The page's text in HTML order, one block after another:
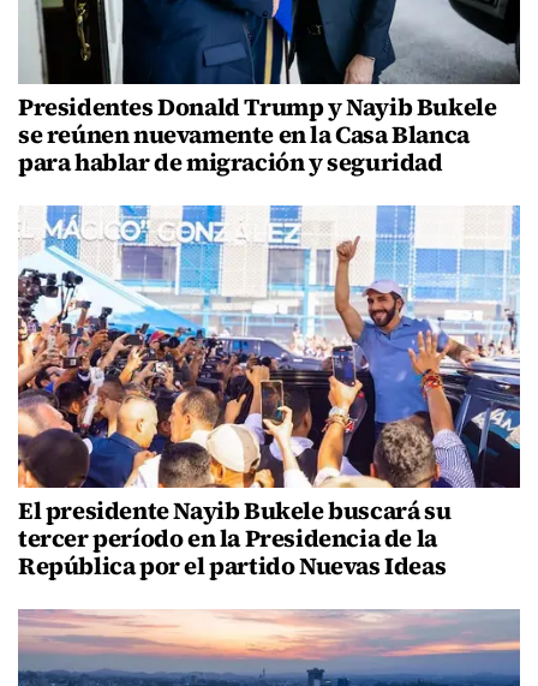
Presidentes Donald Trump y Nayib Bukele
se reúnen nuevamente en la Casa Blanca
para hablar de migración y seguridad
El presidente Nayib Bukele buscará su
tercer período en la Presidencia de la
República por el partido Nuevas Ideas